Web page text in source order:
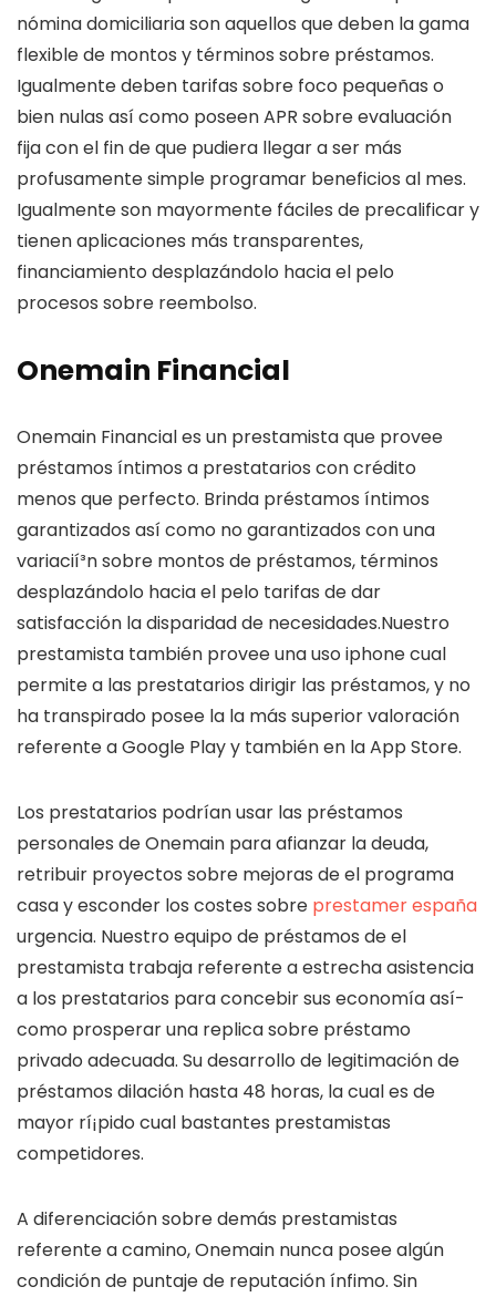
nómina domiciliaria son aquellos que deben la gama
flexible de montos y términos sobre préstamos.
Igualmente deben tarifas sobre foco pequeñas o
bien nulas así­ como poseen APR sobre evaluación
fija con el fin de que pudiera llegar a ser más
profusamente simple programar beneficios al mes.
Igualmente son mayormente fáciles de precalificar y
tienen aplicaciones más transparentes,
financiamiento desplazándolo hacia el pelo
procesos sobre reembolso.
Onemain Financial
Onemain Financial es un prestamista que provee
préstamos íntimos a prestatarios con crédito
menos que perfecto. Brinda préstamos íntimos
garantizados así­ como no garantizados con una
variacií³n sobre montos de préstamos, términos
desplazándolo hacia el pelo tarifas de dar
satisfacción la disparidad de necesidades.Nuestro
prestamista también provee una uso iphone cual
permite a las prestatarios dirigir las préstamos, y no
ha transpirado posee la la más superior valoración
referente a Google Play y también en la App Store.
Los prestatarios podrían usar las préstamos
personales de Onemain para afianzar la deuda,
retribuir proyectos sobre mejoras de el programa
casa y esconder los costes sobre prestamer españa
urgencia. Nuestro equipo de préstamos de el
prestamista trabaja referente a estrecha asistencia
a los prestatarios para concebir sus economía así­
como prosperar una replica sobre préstamo
privado adecuada. Su desarrollo de legitimación de
préstamos dilación hasta 48 horas, la cual es de
mayor rí¡pido cual bastantes prestamistas
competidores.
A diferenciación sobre demás prestamistas
referente a camino, Onemain nunca posee algún
condición de puntaje de reputación ínfimo. Sin